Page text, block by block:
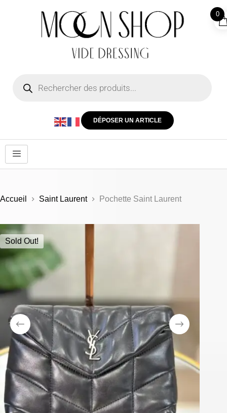
DÉPOSER UN ARTICLE
Accueil Saint Laurent Pochette Saint Laurent
Sold Out!
0